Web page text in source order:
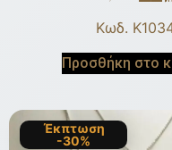
Κωδ.
Προσθήκη στο
Έκπτωση
-30%